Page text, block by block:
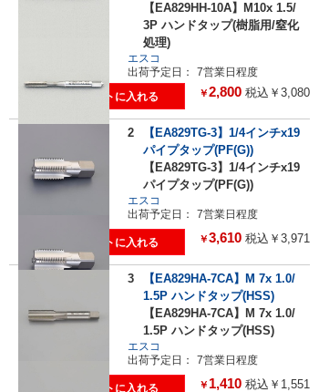
【EA829HH-10A】M10x 1.5/
3P ハンドタップ(樹脂用/窒化
処理)
エスコ
出荷予定日：
7営業日程度
￥2,800 税込￥3,080
2
【EA829TG-3】1/4インチx19
パイプタップ(PF(G))
【EA829TG-3】1/4インチx19
パイプタップ(PF(G))
エスコ
出荷予定日：
7営業日程度
￥3,610 税込￥3,971
3
【EA829HA-7CA】M 7x 1.0/
1.5P ハンドタップ(HSS)
【EA829HA-7CA】M 7x 1.0/
1.5P ハンドタップ(HSS)
エスコ
出荷予定日：
7営業日程度
￥ 1,410 税込￥1,551